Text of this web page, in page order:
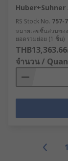
Huber+Suhner
RS Stock No. 757-
หมายเลขชิ้นส่วนขอ
ยอดรวมย่อย (1 ชิ้น)
THB13,363.66
จำนวน /
1